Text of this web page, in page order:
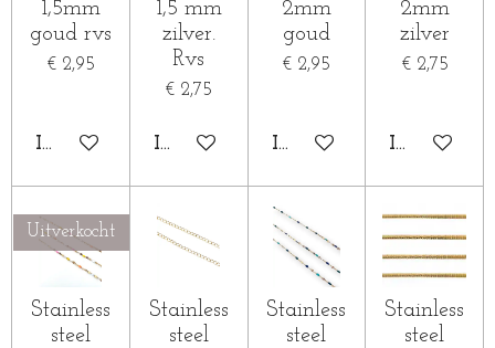
1,5mm
goud rvs
€ 2,95
IN WINKELWAGEN
1,5 mm
zilver.
Rvs
€ 2,75
IN WINKELWAGEN
2mm
goud
€ 2,95
IN WINKELWAGEN
2mm
zilver
€ 2,75
IN
Uitverkocht
Stainless
steel
Stainless
steel
Stainless
steel
Stainless
steel